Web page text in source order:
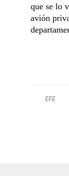
que se lo
avión
EFE